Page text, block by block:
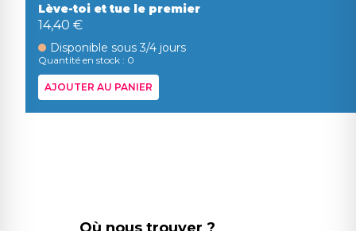
Lève-toi et tue le premier
14,40 €
Disponible sous 3/4 jours
Quantité en stock : 0
AJOUTER AU PANIER